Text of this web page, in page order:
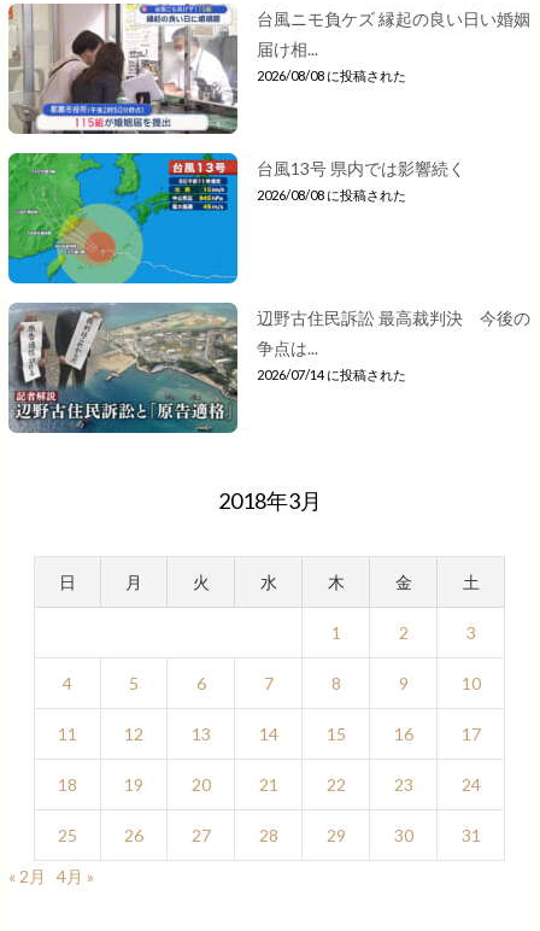
台風ニモ負ケズ 縁起の良い日い婚姻
届け相...
2026/08/08 に投稿された
台風13号 県内では影響続く
2026/08/08 に投稿された
辺野古住民訴訟 最高裁判決 今後の
争点は...
2026/07/14 に投稿された
2018年3月
日 月 火 水 木 金 土
1 2 3
4 5 6 7 8 9 10
11 12 13 14 15 16 17
18 19 20 21 22 23 24
25 26 27 28 29 30
31
« 2月
4月 »